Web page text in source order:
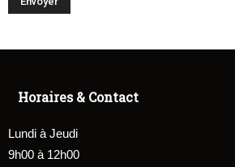
Horaires & Contact
Lundi à Jeudi
9h00 à 12h00